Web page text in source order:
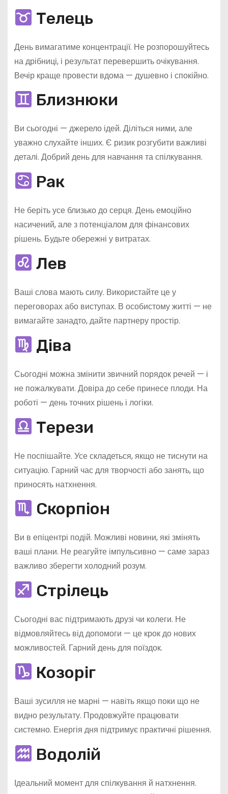
Телець
День вимагатиме концентрації. Не розпорошуйтесь
на дрібниці, і результат перевершить очікування.
Вечір краще провести вдома — душевно і спокійно.
Близнюки
Ви сьогодні — джерело ідей. Діліться ними, але
уважно слухайте інших. Є ризик розгубити важливі
деталі. Добрий день для навчання та спілкування.
Рак
Не беріть усе близько до серця. День емоційно
насичений, але з потенціалом для фінансових
рішень. Будьте обережні у витратах.
Лев
Ваші слова мають силу. Використайте це у
переговорах або виступах. В особистому житті — не
вимагайте занадто, дайте партнеру простір.
Діва
Сьогодні можна змінити звичний порядок речей — і
не пожалкувати. Довіра до себе принесе плоди. На
роботі — день точних рішень і логіки.
Терези
Не поспішайте. Усе складеться, якщо не тиснути на
ситуацію. Гарний час для творчості або занять, що
приносять натхнення.
Скорпіон
Ви в епіцентрі подій. Можливі новини, які змінять
ваші плани. Не реагуйте імпульсивно — саме зараз
важливо зберегти холодний розум.
Стрілець
Сьогодні вас підтримають друзі чи колеги. Не
відмовляйтесь від допомоги — це крок до нових
можливостей. Гарний день для поїздок.
Козоріг
Ваші зусилля не марні — навіть якщо поки що не
видно результату. Продовжуйте працювати
системно. Енергія дня підтримує практичні рішення.
Водолій
Ідеальний момент для спілкування й натхнення.